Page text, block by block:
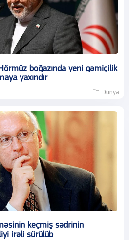
boğazında yeni gəmiçilik
yaxındır
Dünya
keçmiş sədrinin
irəli sürülüb